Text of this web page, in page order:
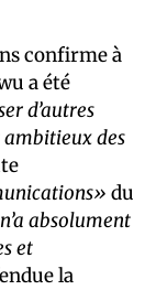
confirme à
a été
d’autres
des
du
absolument
et
la